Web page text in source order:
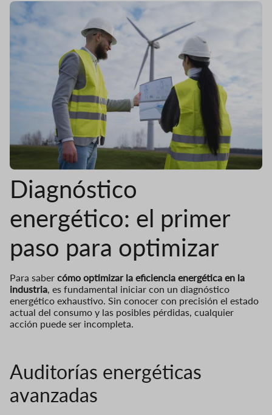
Diagnóstico
energético: el primer
paso para optimizar
Para saber cómo optimizar la eficiencia energética en la
industria, es fundamental iniciar con un diagnóstico
energético exhaustivo. Sin conocer con precisión el estado
actual del consumo y las posibles pérdidas, cualquier
acción puede ser incompleta.
Auditorías energéticas
avanzadas